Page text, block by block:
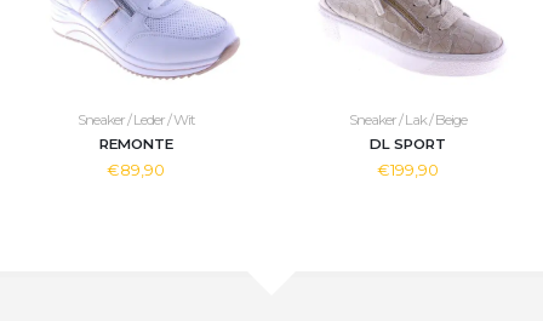
Sneaker / Leder / Wit
REMONTE
€89,90
Sneaker / Lak / Beige
DL SPORT
€199,90